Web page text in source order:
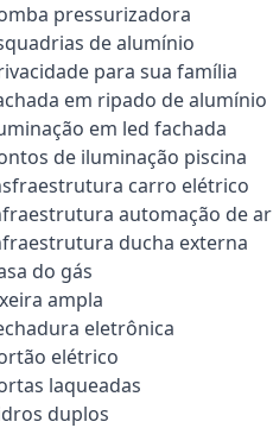
pressurizadora
de alumínio
para sua família
em ripado de alumínio
em led fachada
de iluminação piscina
carro elétrico
automação de ar
ducha externa
do gás
ampla
eletrônica
elétrico
laqueadas
duplos